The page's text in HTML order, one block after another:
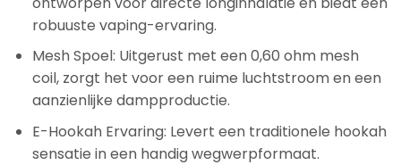
robuuste vaping-ervaring.
Mesh Spoel: Uitgerust met een 0,60 ohm mesh
coil, zorgt het voor een ruime luchtstroom en een
aanzienlijke dampproductie.
E-Hookah Ervaring: Levert een traditionele hookah
sensatie in een handig wegwerpformaat.